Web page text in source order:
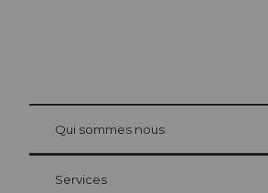
Carte d’hôte Lucerne
Vos avantages en tant qu'hôte pour la nuit
at Bre
Qui sommes nous
Services